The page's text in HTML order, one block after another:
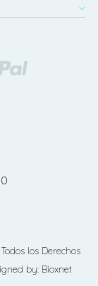
los Derechos
by: Bioxnet